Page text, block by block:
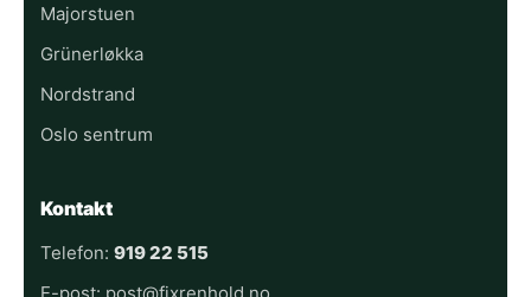
Majorstuen
Grünerløkka
Nordstrand
Oslo sentrum
Kontakt
Telefon: 919 22 515
E-post: post@fixrenhold.no